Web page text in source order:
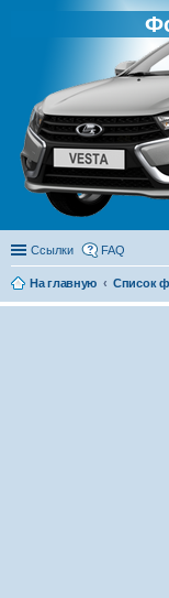
Ссылки FAQ
На главную Список